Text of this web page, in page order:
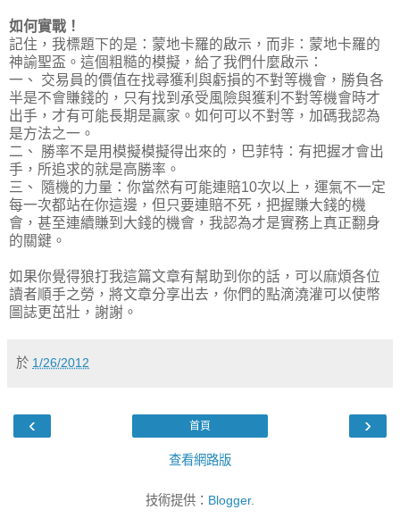
如何實戰！
記住，我標題下的是：蒙地卡羅的啟示，而非：蒙地卡羅的
神諭聖盃。這個粗糙的模擬，給了我們什麼啟示：
一、 交易員的價值在找尋獲利與虧損的不對等機會，勝負各
半是不會賺錢的，只有找到承受風險與獲利不對等機會時才
出手，才有可能長期是贏家。如何可以不對等，加碼我認為
是方法之一。
二、 勝率不是用模擬模擬得出來的，巴菲特：有把握才會出
手，所追求的就是高勝率。
三、 隨機的力量：你當然有可能連賠10次以上，運氣不一定
每一次都站在你這邊，但只要連賠不死，把握賺大錢的機
會，甚至連續賺到大錢的機會，我認為才是實務上真正翻身
的關鍵。
如果你覺得狼打我這篇文章有幫助到你的話，可以麻煩各位
讀者順手之勞，將文章分享出去，你們的點滴澆灌可以使幣
圖誌更茁壯，謝謝。
於 1/26/2012
‹ ›
首頁
查看網路版
技術提供： Blogger.